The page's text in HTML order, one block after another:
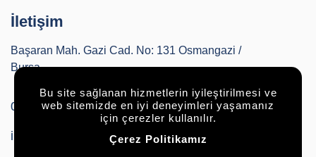
İletişim
Başaran Mah. Gazi Cad. No: 131 Osmangazi /
Bursa
0224 252 00 36
info@buryapautomotive.com
Bu site sağlanan hizmetlerin iyileştirilmesi ve
web sitemizde en iyi deneyimleri yaşamanız
için çerezler kullanılır.
Çerez Politikamız